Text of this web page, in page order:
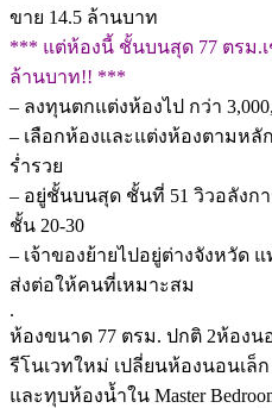
ขาย 14.5 ล้านบาท
*** แต่ห้องนี้ ชั้นบนสุด 77 ตรม.
ล้านบาท!! ***
– ลงทุนตกแต่งห้องไป กว่า
– เลือกห้องและแต่งห้องตามหลั
ร่ำรวย
– อยู่ชั้นบนสุด ชั้นที่ 51 วิวอลังก
ชั้น 20-30
– เจ้าของย้ายไปอยู่ต่างจังหวัด
ส่งต่อให้คนที่เหมาะสม
.
ห้องขนาด 77 ตรม. ปกติ 2ห้อง
รีโนเวทใหม่ เปลี่ยนห้องนอนเล็ก
และทุบห้องน้ำใน Master